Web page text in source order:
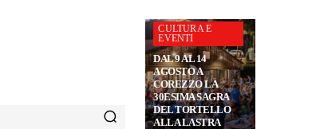
CULTURA E
EVENTI
DAL 9 AL 14
AGOSTO A
COREZZO LA
30ESIMA SAGRA
DEL TORTELLO
ALLA LASTRA